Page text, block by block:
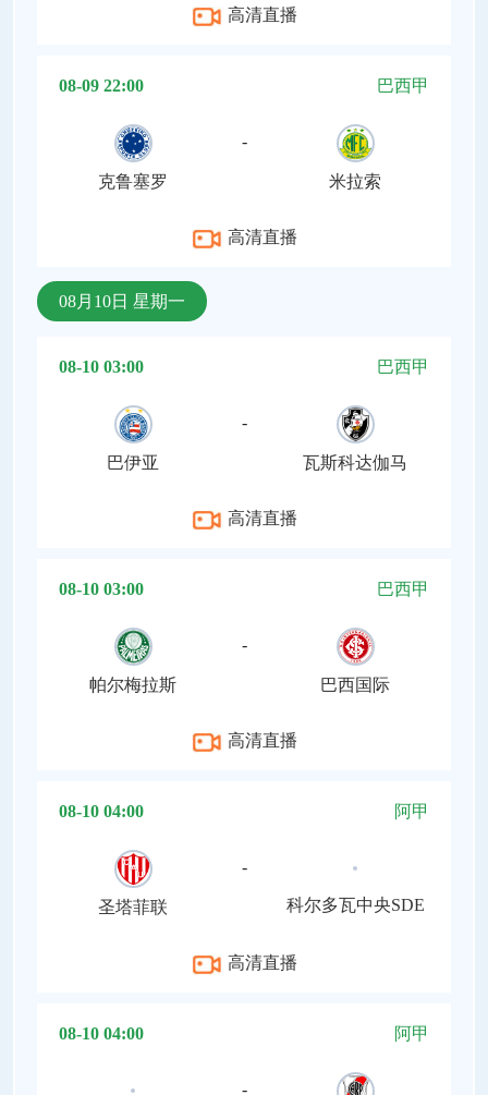
高清直播
08-09 22:00 巴西甲
克鲁塞罗
-
米拉索
高清直播
08月10日 星期一
08-10 03:00 巴西甲
巴伊亚
-
瓦斯科达伽马
高清直播
08-10 03:00 巴西甲
帕尔梅拉斯
-
巴西国际
高清直播
08-10 04:00 阿甲
圣塔菲联
-
科尔多瓦中央SDE
高清直播
08-10 04:00 阿甲
-